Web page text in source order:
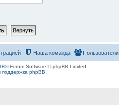
Пользователи
Наша команда
® Forum Software © phpBB Limited
поддержка phpBB